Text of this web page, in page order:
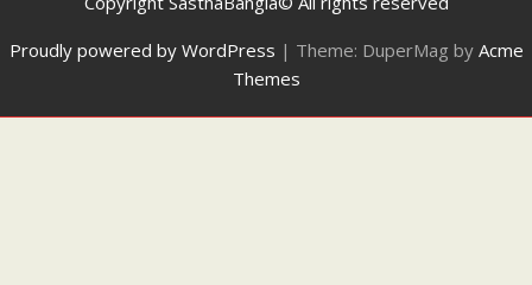
Proudly powered by WordPress | Theme: DuperMag by Acme
Themes